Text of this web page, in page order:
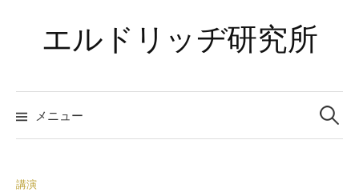
ツ
へ
ス
ッ
エルドリッヂ研究所
メニュー
検
索:
講演